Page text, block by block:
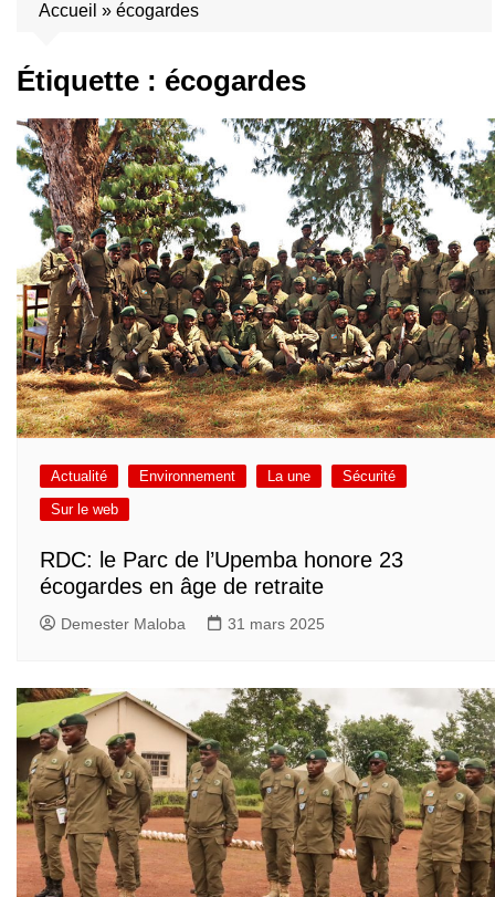
Accueil » écogardes
Étiquette : écogardes
Actualité Environnement La une
Sécurité
Sur le web
RDC: le Parc de l’Upemba honore 23
écogardes en âge de retraite
Demester Maloba 31 mars 2025